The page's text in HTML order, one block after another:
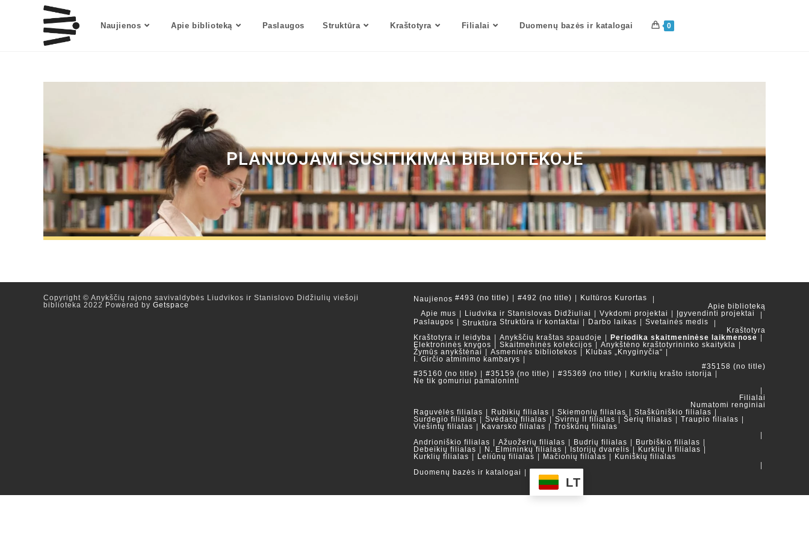
Naujienos Apie biblioteką Paslaugos Struktūra Kraštotyra Filialai Duomenų bazės ir katalogai 0
PLANUOJAMI SUSITIKIMAI BIBLIOTEKOJE
Naujienos #493 (no title) #492 (no title)
Kultūros Kurortas
Apie biblioteką
Apie mus
Liudvika ir Stanislovas Didžiuliai Vykdomi projektai
Įgyvendinti projektai
Paslaugos
Struktūra Struktūra ir kontaktai Darbo laikas
Svetainės medis
Kraštotyra
Kraštotyra ir leidyba
Anykščių kraštas spaudoje
Periodika skaitmeninėse laikmenose
Elektroninės knygos
Skaitmeninės kolekcijos
Anykštėno kraštotyrininko skaitykla
Žymūs anykštėnai
Asmeninės bibliotekos
Klubas „Knyginyčia“
I. Girčio atminimo kambarys
#35158 (no title)
#35160 (no title)
#35159 (no title) #35369 (no title)
Kurklių krašto istorija
Ne tik gomuriui pamaloninti
Filialai
Numatomi renginiai
Raguvėlės filialas
Rubikių filialas Skiemonių filialas
Staškūniškio filialas
Surdegio filialas
Svėdasų filialas Svirnų II filialas Šerių filialas
Traupio filialas
Viešintų filialas
Kavarsko filialas
Troškūnų filialas
Andrioniškio filialas
Ažuožerių filialas Budrių filialas
Burbiškio filialas
Debeikių filialas
N. Elmininkų filialas Istorijų dvarelis
Kurklių II filialas
Kurklių filialas
Leliūnų filialas Mačionių filialas
Kuniškių filialas
Duomenų bazės ir katalogai
LT
Copyright © Anykščių rajono savivaldybės Liudvikos ir Stanislovo Didžiulių viešoji
biblioteka 2022 Powered by Getspace